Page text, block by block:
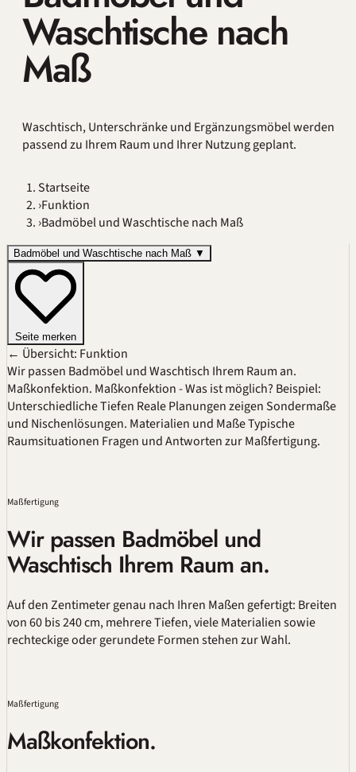
Waschtische nach
Maß
Waschtisch, Unterschränke und Ergänzungsmöbel werden
passend zu Ihrem Raum und Ihrer Nutzung geplant.
Startseite
›Funktion
›Badmöbel und Waschtische nach Maß
Badmöbel und Waschtische nach Maß ▼
Seite merken
← Übersicht: Funktion
Wir passen Badmöbel und Waschtisch Ihrem Raum an.
Maßkonfektion. Maßkonfektion - Was ist möglich? Beispiel:
Unterschiedliche Tiefen Reale Planungen zeigen Sondermaße
und Nischenlösungen. Materialien und MaßeTypische
Raumsituationen Fragen und Antworten zur Maßfertigung.
Maßfertigung
Wir passen Badmöbel und
Waschtisch Ihrem Raum an.
Auf den Zentimeter genau nach Ihren Maßen gefertigt: Breiten
von 60 bis 240 cm, mehrere Tiefen, viele Materialien sowie
rechteckige oder gerundete Formen stehen zur Wahl.
Maßfertigung
Maßkonfektion.